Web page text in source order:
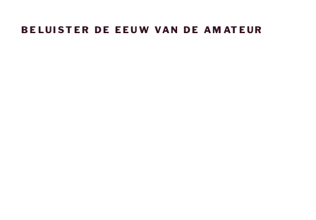
BELUISTER DE EEUW VAN DE AMATEUR